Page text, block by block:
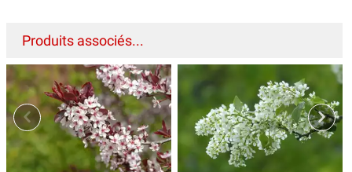
Produits associés...